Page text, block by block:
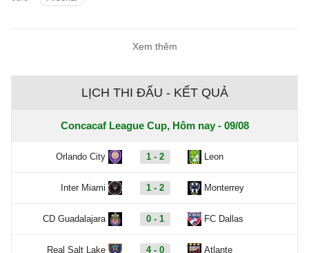
Xem thêm
LỊCH THI ĐẤU - KẾT QUẢ
Concacaf League Cup, Hôm nay - 09/08
Orlando City 1 - 2 Leon
Inter Miami 1 - 2 Monterrey
CD Guadalajara 0 - 1 FC Dallas
Real Salt Lake 4 - 0 Atlante